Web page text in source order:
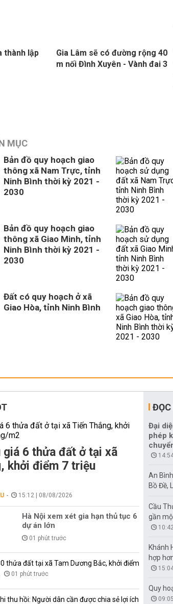
thành lập
Gia Lâm sẽ có đường rộng 40
m nối Đình Xuyên - Vành đai 3
MỤC
Bản đồ quy hoạch giao
thông xã Nam Trực, tỉnh
Ninh Bình thời kỳ 2021 -
2030
Bản đồ quy hoạch giao
thông xã Giao Minh, tỉnh
Ninh Bình thời kỳ 2021 -
2030
Đất có quy hoạch ở xã
Giao Hòa, tỉnh Ninh Bình
giá 6 thửa đất ở tại xã
khởi điểm 7 triệu
15:12 | 08/08/2026
Hà Nội xem xét gia hạn thủ tục 6
dự án lớn
01 phút trước
thửa đất tại xã Tam Dương Bắc, khởi điểm
01 phút trước
thu hồi: Người dân cần được chia sẻ lợi ích
ĐỌC
Đại
phép
An
Bồ Đề,
Cầu
gần
Khánh
hợp
Quy